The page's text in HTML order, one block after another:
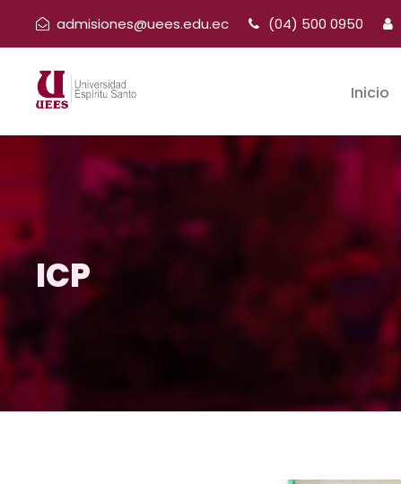
admisiones@uees.edu.ec (04) 500 0950
Inicio
ICP